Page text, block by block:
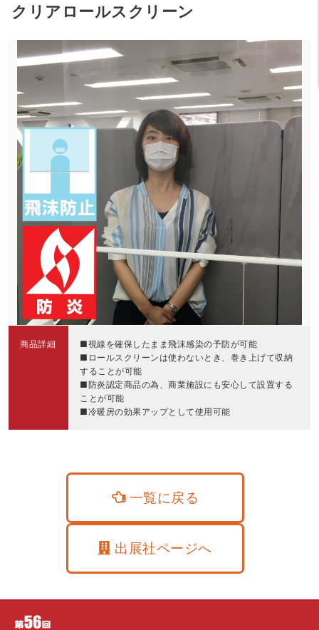
クリアロールスクリーン
商品詳細
■視線を確保したまま飛沫感染の予防が可能
■ロールスクリーンは使わないとき、巻き上げて収納
することが可能
■防炎認定商品の為、商業施設にも安心して設置する
ことが可能
■冷暖房の効果アップとして使用可能
一覧に戻る
出展社ページへ